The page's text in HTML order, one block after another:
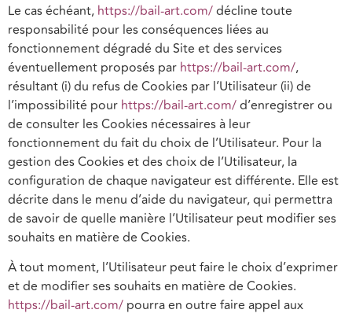
Le cas échéant, https://bail-art.com/décline toute
responsabilité pour les conséquences liées au
fonctionnement dégradé du Site et des services
éventuellement proposés par https://bail-art.com/,
résultant (i) du refus de Cookies par l’Utilisateur (ii) de
l’impossibilité pour https://bail-art.com/d’enregistrer ou
de consulter les Cookies nécessaires à leur
fonctionnement du fait du choix de l’Utilisateur. Pour la
gestion des Cookies et des choix de l’Utilisateur, la
configuration de chaque navigateur est différente. Elle est
décrite dans le menu d’aide du navigateur, qui permettra
de savoir de quelle manière l’Utilisateur peut modifier ses
souhaits en matière de Cookies.
À tout moment, l’Utilisateur peut faire le choix d’exprimer
et de modifier ses souhaits en matière de Cookies.
https://bail-art.com/ pourra en outre faire appel aux